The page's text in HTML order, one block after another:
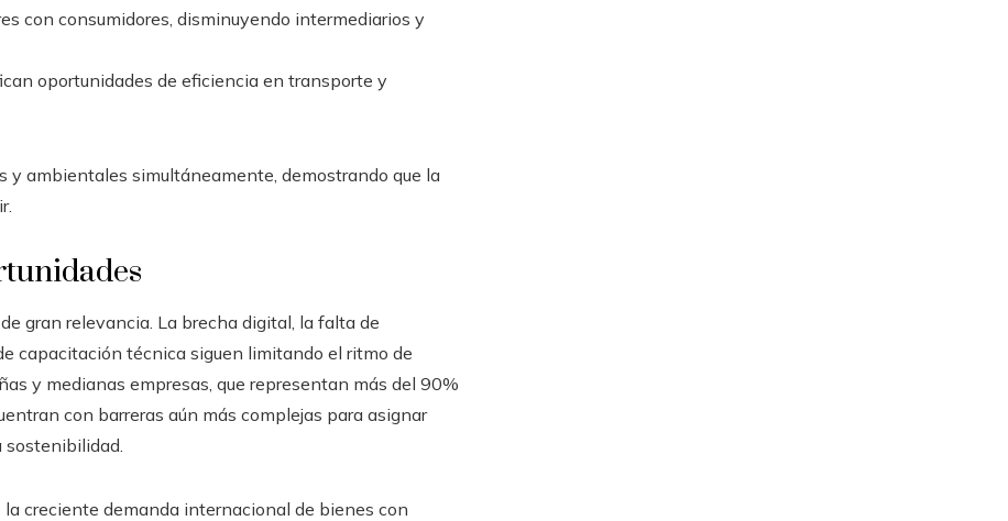
con consumidores, disminuyendo intermediarios y
oportunidades de eficiencia en transporte y
y ambientales simultáneamente, demostrando que la
gran relevancia. La brecha digital, la falta de
capacitación técnica siguen limitando el ritmo de
y medianas empresas, que representan más del 90%
con barreras aún más complejas para asignar
sostenibilidad.
creciente demanda internacional de bienes con